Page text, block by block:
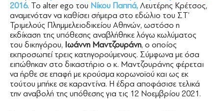
2016. Το alter ego του Νίκου Παππά, Λευτέρης Κρέτσος,
αναμενόταν να καθίσει σήμερα στο εδώλιο του ΣΤ’
Τριμελούς Πλημμελειοδικείου Αθηνών, ωστόσο η
εκδίκαση της υπόθεσης αναβλήθηκε λόγω κωλύματος
του δικηγόρου, Ιωάννη Μαντζουράνη, ο οποίος
εκπροσωπεί τρεις κατηγορούμενους. Σύμφωνα με όσα
ειπώθηκαν στο δικαστήριο ο κ. Μαντζουράνης φέρεται
να ήρθε σε επαφή με κρούσμα κορωνοϊού και ως εκ
τούτου μπήκε σε καραντίνα. Η έδρα αποφάσισε τελικά
την αναβολή της υπόθεσης για τις 12 Νοεμβρίου 2021.